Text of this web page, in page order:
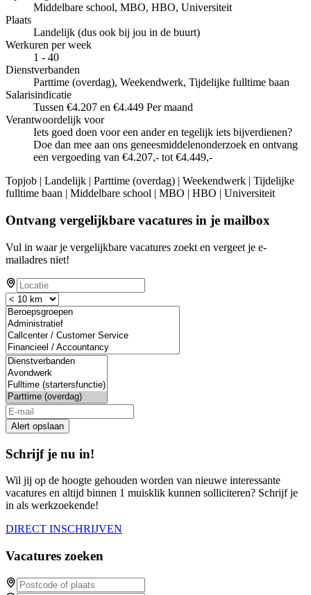
Middelbare school, MBO, HBO, Universiteit
Plaats
Landelijk (dus ook bij jou in de buurt)
Werkuren per week
1 - 40
Dienstverbanden
Parttime (overdag), Weekendwerk, Tijdelijke fulltime baan
Salarisindicatie
Tussen €4.207 en €4.449 Per maand
Verantwoordelijk voor
Iets goed doen voor een ander en tegelijk iets bijverdienen?
Doe dan mee aan ons geneesmiddelenonderzoek en ontvang
een vergoeding van €4.207,- tot €4.449,-
Topjob | Landelijk | Parttime (overdag) | Weekendwerk | Tijdelijke
fulltime baan | Middelbare school | MBO | HBO | Universiteit
Ontvang vergelijkbare vacatures in je mailbox
Vul in waar je vergelijkbare vacatures zoekt en vergeet je e-
mailadres niet!
Alert opslaan
Schrijf je nu in!
Wil jij op de hoogte gehouden worden van nieuwe interessante
vacatures en altijd binnen 1 muisklik kunnen solliciteren? Schrijf je
in als werkzoekende!
DIRECT INSCHRIJVEN
Vacatures zoeken